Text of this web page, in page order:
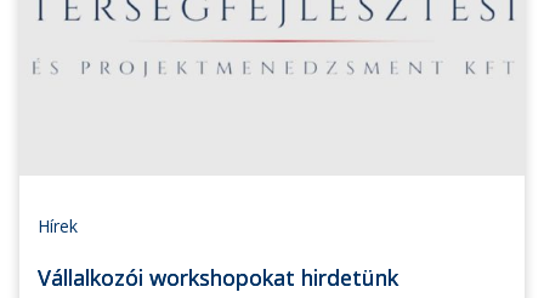
Hírek
Vállalkozói workshopokat hirdetünk